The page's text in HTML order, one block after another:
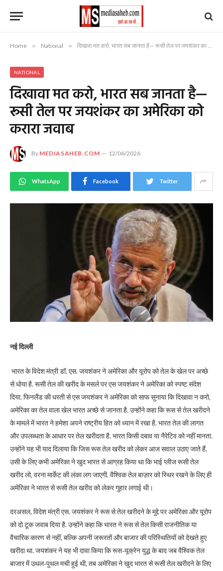
Home » National » दिखावा मत करो, भारत सब जानता है— रूसी तेल पर जयशंकर का अमेरिका को करारा जवाब
NATIONAL
दिखावा मत करो, भारत सब जानता है—
रूसी तेल पर जयशंकर का अमेरिका को
करारा जवाब
By MEDIASAHEB.COM 12/06/2026
WhatsApp Facebook Twitter
नई दिल्ली
भारत के विदेश मंत्री डॉ. एस. जयशंकर ने अमेरिका और यूरोप को तेल के खेल पर अच्छे
से धोया है. रूसी तेल की खरीद के मसले पर एस जयशंकर ने अमेरिका को स्पष्ट संदेश
दिया. फिनलैंड की धरती से एस जयशंकर ने अमेरिका को साफ सुनाया कि दिखावा न करो,
अमेरिका का तेल वाला खेल भारत अच्छे से जानता है. उन्होंने कहा कि रूस से तेल खरीदने
के मामले में भारत ने हमेशा अपने राष्ट्रीय हित को ध्यान में रखा है. भारत तेल की लागत
और उपलब्धता के आधार पर तेल खरीदता है. भारत किसी दबाव या नैरेटिव को नहीं मानता.
उन्होंने यह भी याद दिलाया कि जिस रूस तेल खरीद को लेकर आज सवाल उठाए जाते हैं,
उसी के लिए कभी अमेरिका ने खुद भारत से आग्रह किया था कि भाई प्लीज रूसी तेल
खरीद लो, वरना मार्केट की लंका लग जाएगी. वैश्विक तेल बाज़ार को स्थिर रखने के लिए ही
अमेरिका ने भारत से रूसी तेल खरीद को लेकर गुहार लगाई थी।
दरअसल, विदेश मंत्री एस. जयशंकर ने रूस से तेल खरीदने के मुद्दे पर अमेरिका और यूरोप
को दो टूक जवाब दिया है. उन्होंने कहा कि भारत ने रूस से तेल किसी राजनीतिक या
वैचारिक कारण से नहीं, बल्कि अपनी जरूरतों और बाजार की परिस्थितियों को देखते हुए
खरीदा था. जयशंकर ने यह भी दावा किया कि रूस-यूक्रेन युद्ध के बाद जब वैश्विक तेल
बाजार में उथल-पुथल मची हुई थी, तब अमेरिका ने खुद भारत से रूसी तेल खरीदने के लिए